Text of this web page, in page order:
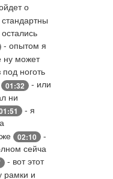
о
- опытом я
ну может
ноготь
01:32
- или
ни
- я
02:10
-
сейча
- вот этот
рамки и